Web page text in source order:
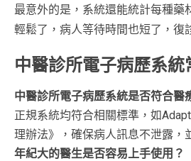
最意外的是，系統還能統計每種
輕鬆了，病人等待時間也短了，復
中醫診所電子病歷系統
中醫診所電子病歷系統是否符合醫
正規系統均符合相關標準，如
理辦法》，確保病人訊息不泄露，
年紀大的醫生是否容易上手使用？